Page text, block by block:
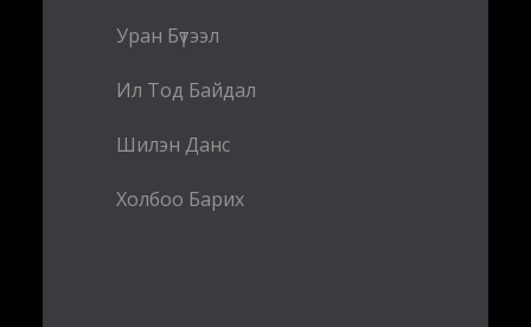
Уран Бүтээл
Ил Тод Байдал
Шилэн Данс
Холбоо Барих